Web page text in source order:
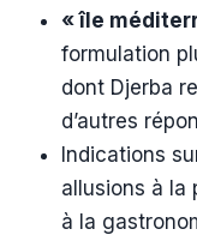
« île
formulation
dont Djerba
d’autres
Indications
allusions à la
à la